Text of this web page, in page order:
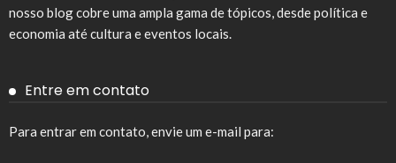
nosso blog cobre uma ampla gama de tópicos, desde política e
economia até cultura e eventos locais.
Entre em contato
Para entrar em contato, envie um e-mail para: